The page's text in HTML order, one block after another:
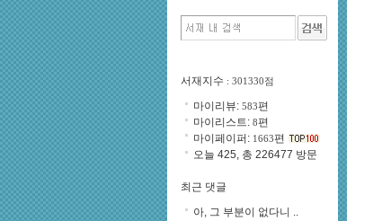
서재지수 : 301330점
마이리뷰: 583편
마이리스트: 8편
마이페이퍼: 1663편
오늘 425, 총 226477 방문
최근 댓글
아, 그 부분이 없다니 ..